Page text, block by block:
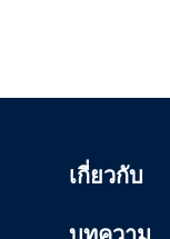
เกี่ยวกับ